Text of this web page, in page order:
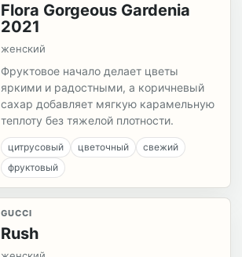
Flora Gorgeous Gardenia
2021
женский
Фруктовое начало делает цветы
яркими и радостными, а коричневый
сахар добавляет мягкую карамельную
теплоту без тяжелой плотности.
цитрусовый цветочный
свежий
фруктовый
GUCCI
Rush